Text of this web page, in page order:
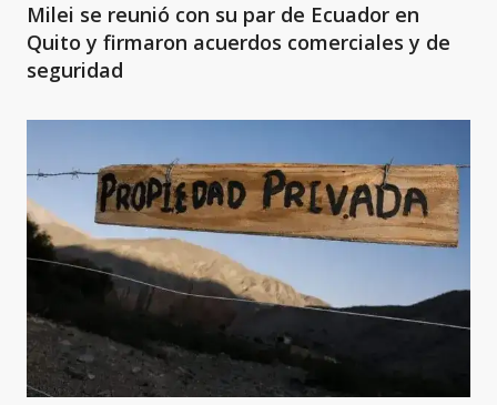
Milei se reunió con su par de Ecuador en
Quito y firmaron acuerdos comerciales y de
seguridad